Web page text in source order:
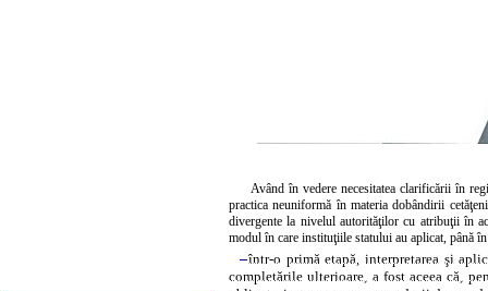
Având în vedere necesitatea clarificării în
practica neuniformă în materia dobândirii
divergente la nivelul autorităţilor cu atribuţii în
modul în care instituţiile statului au aplicat, până
–într-o primă etapă, interpretarea şi
completările ulterioare, a fost aceea că,